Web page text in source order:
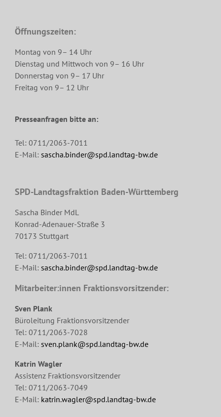
Öffnungszeiten:
Montag von 9– 14 Uhr
Dienstag und Mittwoch von 9– 16 Uhr
Donnerstag von 9– 17 Uhr
Freitag von 9– 12 Uhr
Presseanfragen bitte an:
Tel: 0711/2063-7011
E-Mail: sascha.binder@spd.landtag-bw.de
SPD-Landtagsfraktion Baden-Württemberg
Sascha Binder MdL
Konrad-Adenauer-Straße 3
70173 Stuttgart
Tel: 0711/2063-7011
E-Mail: sascha.binder@spd.landtag-bw.de
Mitarbeiter:innen Fraktionsvorsitzender:
Sven Plank
Büroleitung Fraktionsvorsitzender
Tel: 0711/2063-7028
E-Mail: sven.plank@spd.landtag-bw.de
Katrin Wagler
Assistenz Fraktionsvorsitzender
Tel: 0711/2063-7049
E-Mail: katrin.wagler@spd.landtag-bw.de